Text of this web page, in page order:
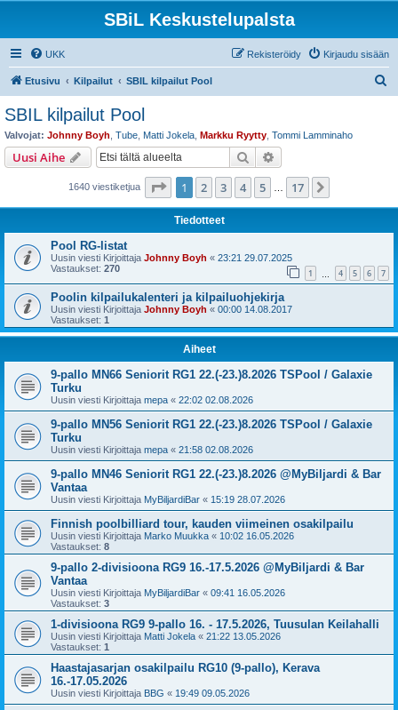
SBiL Keskustelupalsta
UKK Kirjaudu sisään
Rekisteröidy
Etusivu Kilpailut SBIL kilpailut Pool
SBIL kilpailut Pool
Valvojat: Johnny Boyh Tube Matti Jokela Markku Ryytty Tommi Lamminaho
Uusi Aihe Etsi
1640 viestiketjua Sivu /17
1 2 3 4 5 17
Tiedotteet
Pool RG-listat
Uusin viesti Kirjoittaja Johnny Boyh « 23:21 29.07.2025
Vastaukset: 270 1 4 5 6 7
Poolin kilpailukalenteri ja kilpailuohjekirja
Uusin viesti Kirjoittaja Johnny Boyh « 00:00 14.08.2017
Vastaukset: 1
Aiheet
9-pallo MN66 Seniorit RG1 22.(-23.)8.2026 TSPool / Galaxie
Turku
Uusin viesti Kirjoittaja mepa « 22:02 02.08.2026
9-pallo MN56 Seniorit RG1 22.(-23.)8.2026 TSPool / Galaxie
Turku
Uusin viesti Kirjoittaja mepa « 21:58 02.08.2026
9-pallo MN46 Seniorit RG1 22.(-23.)8.2026 @MyBiljardi & Bar
Vantaa
Uusin viesti Kirjoittaja MyBiljardiBar « 15:19 28.07.2026
Finnish poolbilliard tour, kauden viimeinen osakilpailu
Uusin viesti Kirjoittaja Marko Muukka « 10:02 16.05.2026
Vastaukset: 8
9-pallo 2-divisioona RG9 16.-17.5.2026 @MyBiljardi & Bar
Vantaa
Uusin viesti Kirjoittaja MyBiljardiBar « 09:41 16.05.2026
Vastaukset: 3
1-divisioona RG9 9-pallo 16. - 17.5.2026, Tuusulan Keilahalli
Uusin viesti Kirjoittaja Matti Jokela « 21:22 13.05.2026
Vastaukset: 1
Haastajasarjan osakilpailu RG10 (9-pallo), Kerava
16.-17.05.2026
Uusin viesti Kirjoittaja BBG « 19:49 09.05.2026